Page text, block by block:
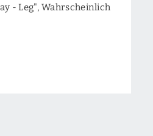
- Leg", Wahrscheinlich